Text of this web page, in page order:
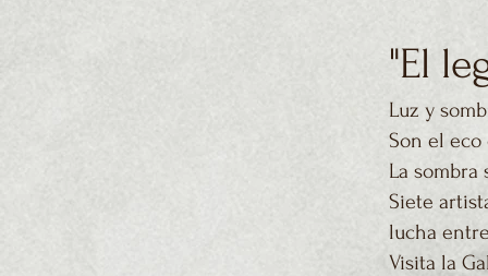
"El
Luz y
Son el
La sombra
Siete
lucha
Visita la